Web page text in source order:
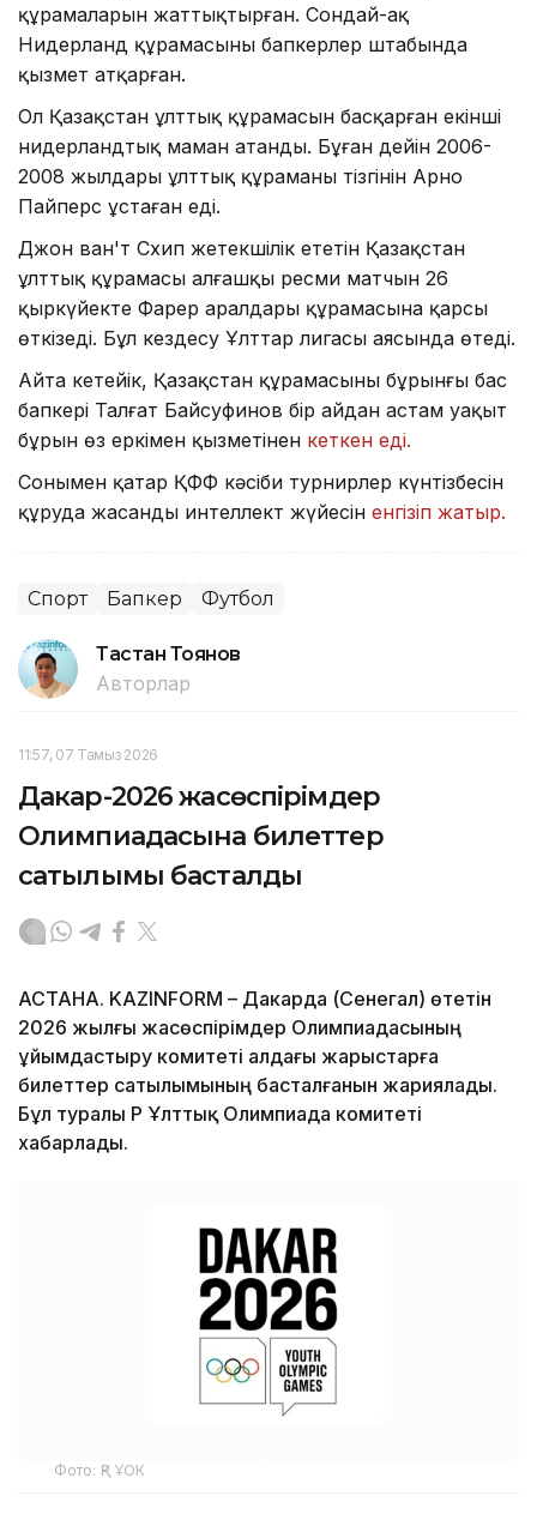
құрамаларын жаттықтырған. Сондай-ақ
Нидерланд құрамасының бапкерлер штабында
қызмет атқарған.
Ол Қазақстан ұлттық құрамасын басқарған екінші
нидерландтық маман атанды. Бұған дейін 2006-
2008 жылдары ұлттық құраманың тізгінін Арно
Пайперс ұстаған еді.
Джон ван'т Схип жетекшілік ететін Қазақстан
ұлттық құрамасы алғашқы ресми матчын 26
қыркүйекте Фарер аралдары құрамасына қарсы
өткізеді. Бұл кездесу Ұлттар лигасы аясында өтеді.
Айта кетейік, Қазақстан құрамасының бұрынғы бас
бапкері Талғат Байсуфинов бір айдан астам уақыт
бұрын өз еркімен қызметінен кеткен еді.
Сонымен қатар ҚФФ кәсіби турнирлер күнтізбесін
құруда жасанды интеллект жүйесін енгізіп жатыр.
Спорт Бапкер Футбол
Тастан Тоянов
Авторлар
11:57, 07 Тамыз 2026
Дакар-2026 жасөспірімдер
Олимпиадасына билеттер
сатылымы басталды
АСТАНА. KAZINFORM – Дакарда (Сенегал) өтетін
2026 жылғы жасөспірімдер Олимпиадасының
ұйымдастыру комитеті алдағы жарыстарға
билеттер сатылымының басталғанын жариялады.
Бұл туралы ҚР Ұлттық Олимпиада комитеті
хабарлады.
Фото: ҚР ҰОК